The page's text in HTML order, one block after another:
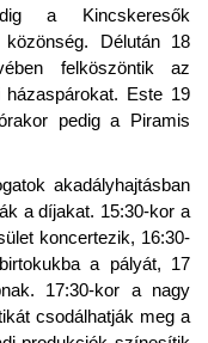
a Kincskeresők
közönség. Délután 18
felköszöntik az
házaspárokat. Este 19
pedig a Piramis
akadályhajtásban
a díjakat. 15:30-kor a
koncertezik, 16:30-
a pályát, 17
17:30-kor a nagy
csodálhatják meg a